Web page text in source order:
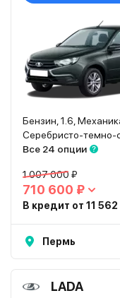
Бензин, 1.6,
Серебристо-темно-
Все 24 опции
1 007 000 ₽
710 600 ₽
В кредит от 11
Пермь
LADA